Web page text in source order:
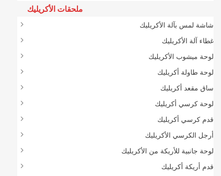
ملحقات الأكريليك
شاشة لمس بآلة الأكريليك
غطاء آلة الأكريليك
لوحة ميشوب الأكريليك
لوحة طاولة أكريليك
ساق مقعد أكريليك
لوحة كرسي أكريليك
قدم كرسي أكريليك
أرجل الكرسي الأكريليك
لوحة جانبية للأريكة من الأكريليك
قدم أريكة أكريليك